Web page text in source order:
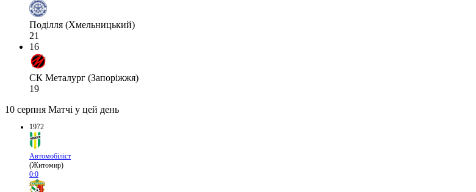
Поділля (Хмельницький)
21
16
СК Металург (Запоріжжя)
19
10 серпня Матчі у цей день
1972
Автомобіліст
(Житомир)
0:0